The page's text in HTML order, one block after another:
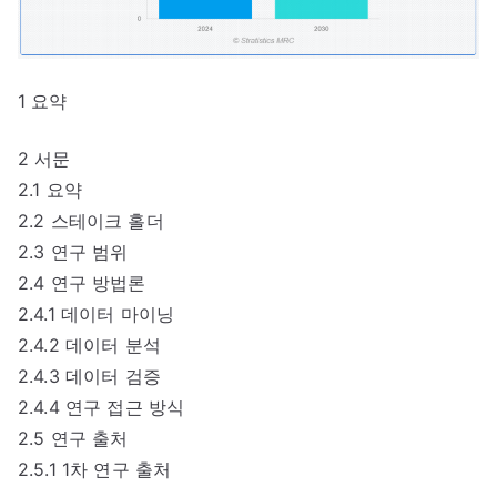
1 요약
2 서문
2.1 요약
2.2 스테이크 홀더
2.3 연구 범위
2.4 연구 방법론
2.4.1 데이터 마이닝
2.4.2 데이터 분석
2.4.3 데이터 검증
2.4.4 연구 접근 방식
2.5 연구 출처
2.5.1 1차 연구 출처